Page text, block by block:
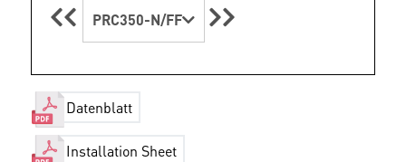
PRC350-N/FF
Datenblatt
Installation Sheet